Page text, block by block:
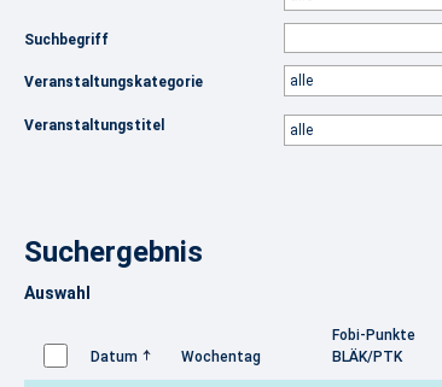
Suchbegriff
Veranstaltungskategorie
Veranstaltungstitel
Suchergebnis
Auswahl
Datum Wochentag
Fobi-Punkte
BLÄK/PTK